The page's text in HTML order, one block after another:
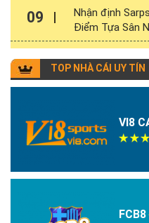
09
Nhận định
Điểm Tựa Sân
TOP NHÀ CÁI UY TÍN
VI8
FCB8